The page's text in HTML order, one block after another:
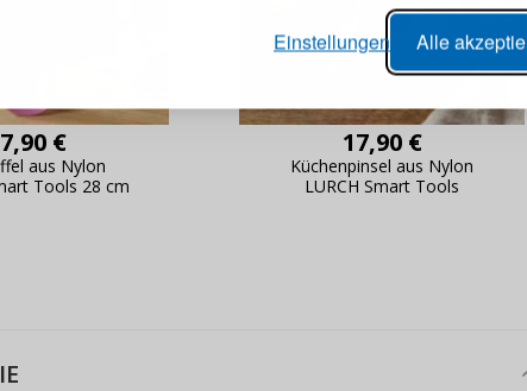
Alle
Einstellungen
€
aus Nylon
Tools 28 cm
17,90 €
Küchenpinsel aus Nylon
LURCH Smart Tools
über Änderungen an der
Passwort